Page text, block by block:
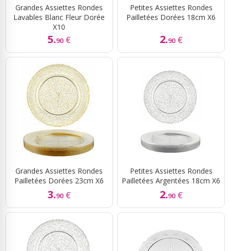
Grandes Assiettes Rondes
Lavables Blanc Fleur Dorée
X10
5.90 €
Petites Assiettes Rondes
Pailletées Dorées 18cm X6
2.90 €
Grandes Assiettes Rondes
Pailletées Dorées 23cm X6
3.90 €
Petites Assiettes Rondes
Pailletées Argentées 18cm X6
2.90 €